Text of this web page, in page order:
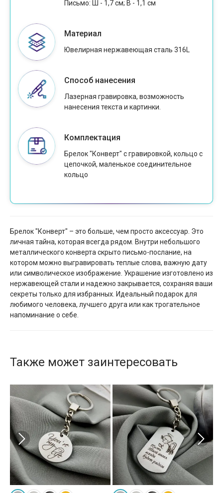
Письмо: Ш - 1,7 см; В - 1,1 см
Материал
Ювелирная нержавеющая сталь 316L
Способ нанесения
Лазерная гравировка, возможность
нанесения текста и картинки.
Комплектация
Брелок "Конверт" с гравировкой, кольцо с
цепочкой, маленькое соединительное
кольцо
Брелок "Конверт" – это больше, чем просто аксессуар. Это
личная тайна, которая всегда рядом. Внутри небольшого
металлического конверта скрыто письмо-послание, на
котором можно выгравировать теплые слова, важную дату
или символическое изображение. Украшение изготовлено из
нержавеющей стали и надежно закрывается, сохраняя ваши
секреты только для избранных. Идеальный подарок для
любимого человека, лучшего друга или как трогательное
напоминание о себе.
Также может заинтересовать